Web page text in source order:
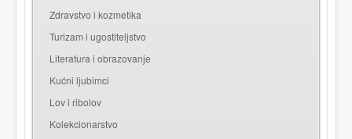
Zdravstvo i kozmetika
Turizam i ugostiteljstvo
Literatura i obrazovanje
Kućni ljubimci
Lov i ribolov
Kolekcionarstvo